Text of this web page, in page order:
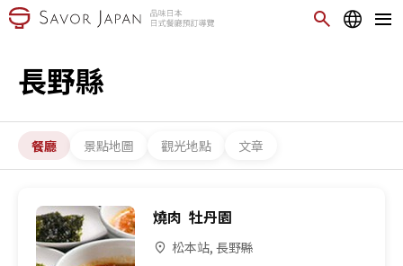
長野縣
餐廳 景點地圖 觀光地點 文章
燒肉 牡丹園
松本站, 長野縣